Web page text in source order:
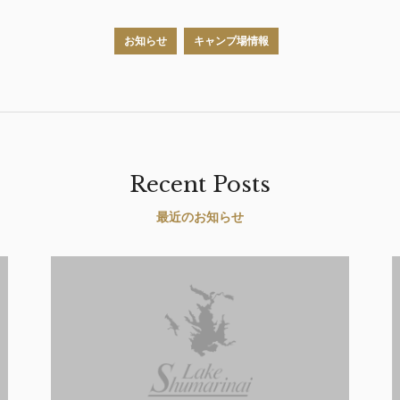
お知らせ キャンプ場情報
Recent Posts
最近のお知らせ